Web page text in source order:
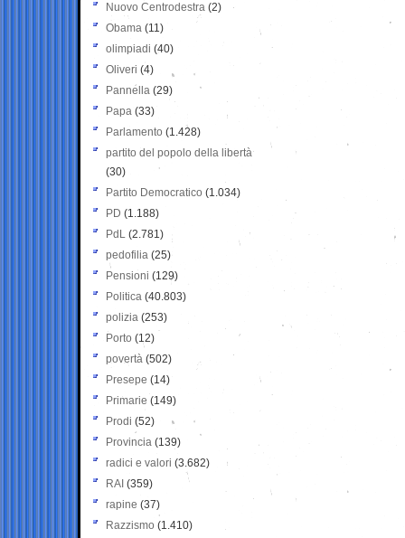
Nuovo Centrodestra (2)
Obama (11)
olimpiadi (40)
Oliveri (4)
Pannella (29)
Papa (33)
Parlamento (1.428)
partito del popolo della libertà
(30)
Partito Democratico (1.034)
PD (1.188)
PdL (2.781)
pedofilia (25)
Pensioni (129)
Politica (40.803)
polizia (253)
Porto (12)
povertà (502)
Presepe (14)
Primarie (149)
Prodi (52)
Provincia (139)
radici e valori (3.682)
RAI (359)
rapine (37)
Razzismo (1.410)